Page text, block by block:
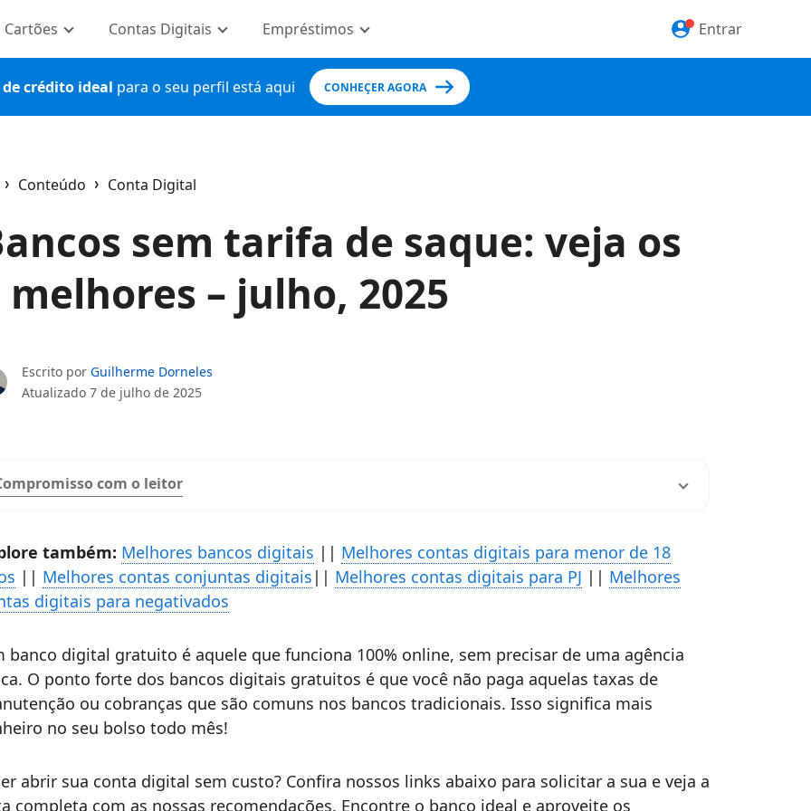
Cartões Contas Digitais Empréstimos Entrar
crédito ideal para o seu perfil está aqui CONHEÇER AGORA
Conteúdo Conta Digital
sem tarifa de saque: veja os
melhores – julho, 2025
Escrito por Guilherme Dorneles
Atualizado 7 de julho de 2025
com o leitor
também: Melhores bancos digitais || Melhores contas digitais para menor de 18
|| Melhores contas conjuntas digitais || Melhores contas digitais para PJ || Melhores
digitais para negativados
banco digital gratuito é aquele que funciona 100% online, sem precisar de uma agência
O ponto forte dos bancos digitais gratuitos é que você não paga aquelas taxas de
ou cobranças que são comuns nos bancos tradicionais. Isso significa mais
no seu bolso todo mês!
abrir sua conta digital sem custo? Confira nossos links abaixo para solicitar a sua e veja a
completa com as nossas recomendações. Encontre o banco ideal e aproveite os